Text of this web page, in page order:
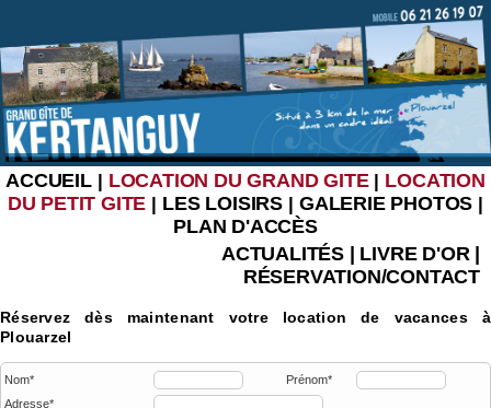
ACCUEIL| LOCATION DU GRAND GITE| LOCATION
DU PETIT GITE | LES LOISIRS | GALERIE PHOTOS |
PLAN D'ACCÈS
ACTUALITÉS| LIVRE D'OR|
RÉSERVATION/CONTACT
Réservez dès maintenant votre location de vacances à
Plouarzel
Nom*
Prénom*
Adresse*